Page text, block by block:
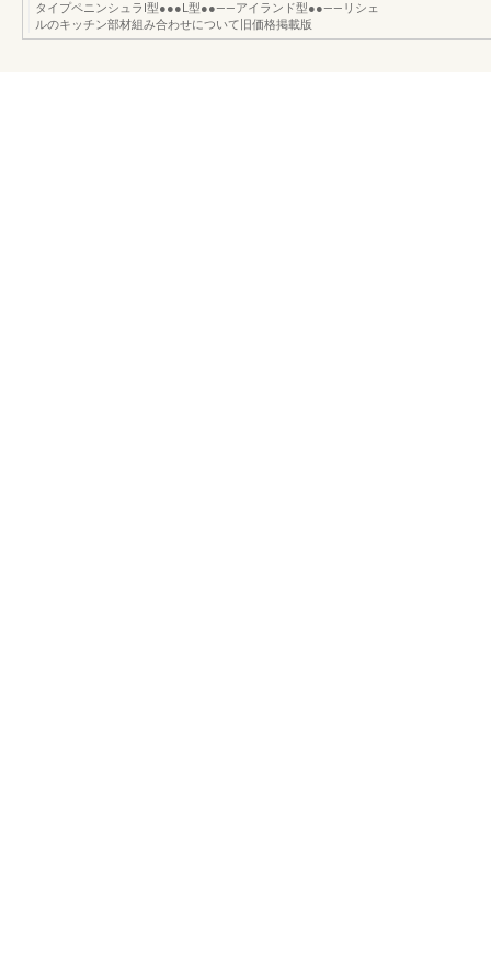
タイプペニンシュラⅠ型●●●L型●●——アイランド型●●——リシェ
ルのキッチン部材組み合わせについて旧価格掲載版